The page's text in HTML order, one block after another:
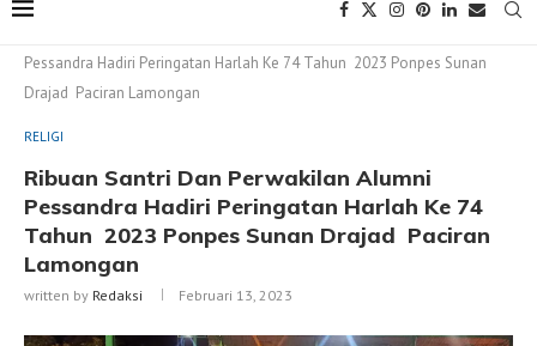
Pessandra Hadiri Peringatan Harlah Ke 74 Tahun 2023 Ponpes Sunan
Drajad Paciran Lamongan
RELIGI
Ribuan Santri Dan Perwakilan Alumni
Pessandra Hadiri Peringatan Harlah Ke 74
Tahun 2023 Ponpes Sunan Drajad Paciran
Lamongan
written by Redaksi Februari 13, 2023